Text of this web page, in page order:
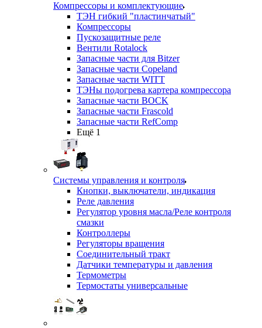
Компрессоры и комплектующие
ТЭН гибкий "пластинчатый"
Компрессоры
Пускозащитные реле
Вентили Rotalock
Запасные части для Bitzer
Запасные части Copeland
Запасные части WITT
ТЭНы подогрева картера компрессора
Запасные части BOCK
Запасные части Frascold
Запасные части RefComp
Ещё 1
Системы управления и контроля
Кнопки, выключатели, индикация
Реле давления
Регулятор уровня масла/Реле контроля
смазки
Контроллеры
Регуляторы вращения
Соединительный тракт
Датчики температуры и давления
Термометры
Термостаты универсальные